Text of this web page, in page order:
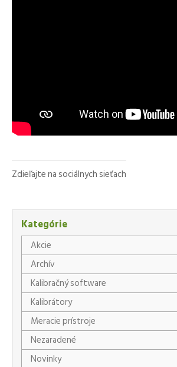
Zdieľajte na sociálnych sieťach
Kategórie
Akcie
Archív
Kalibračný software
Kalibrátory
Meracie prístroje
Nezaradené
Novinky